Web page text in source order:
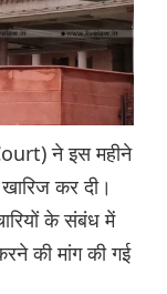
ने इस महीने
कर दी।
के संबंध में
की मांग की गई